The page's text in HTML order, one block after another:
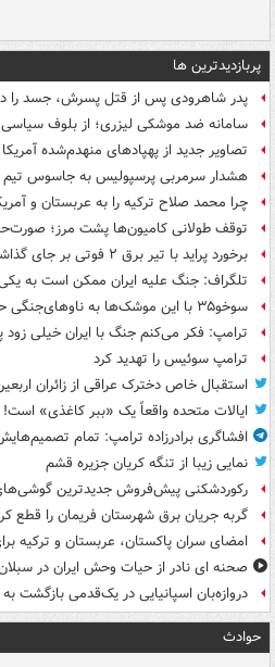
پربازدیدترین ها
پدر شاهرودی پس از قتل پسرش، جسد را
سامانه ضد موشکی لیزری؛ از بلوف سیاسی
تصاویر جدید از پهپادهای منهدم‌شده
هشدار سرمربی پرسپولیس به جاسوس تیم
چرا محمد صلاح ترکیه را به عربستان و
توقف طولانی کامیون‌ها پشت مرز؛
برخورد پراید با تیر برق ۲ فوتی بر جای گذاشت
تلگراف: جنگ علیه ایران ممکن است به
سوخو۳۵ با این موشک‌ها به ناوهای‌جنگی حمله می‌کند
ترامپ: فکر می‌کنم جنگ با ایران خیلی زود
ترامپ سوئیس را تهدید کرد
استقبال خاص دخترک عراقی از زائران
ایالات متحده واقعاً یک «ببر کاغذی» است!
افشاگری برادرزاده ترامپ: تمام
نمایی زیبا از تنگه کریان جزیره قشم
رکوردشکنی پیش‌فروش جدیدترین
گربه جریان برق شهرستان فریمان را قطع
امضای سران پاکستان، عربستان و ترکیه
صحنه ای نادر از حیات وحش ایران در
دروازه‌بان اسپانیایی در یک‌قدمی بازگشت
حوادث